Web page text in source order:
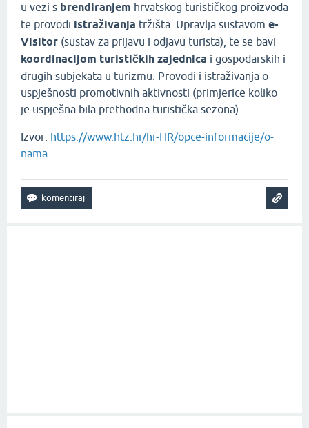
u vezi s brendiranjem hrvatskog turističkog proizvoda
te provodi istraživanja tržišta. Upravlja sustavom e-
Visitor (sustav za prijavu i odjavu turista), te se bavi
koordinacijom turističkih zajednica i gospodarskih i
drugih subjekata u turizmu. Provodi i istraživanja o
uspješnosti promotivnih aktivnosti (primjerice koliko
je uspješna bila prethodna turistička sezona).
Izvor: https://www.htz.hr/hr-HR/opce-informacije/o-
nama